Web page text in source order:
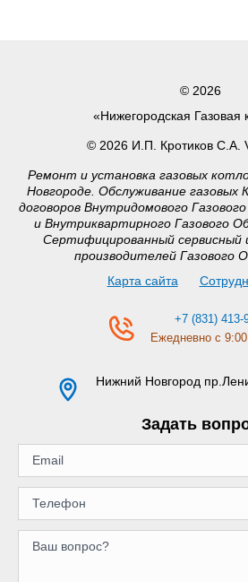
© 2026
«Нижегородская Газовая
© 2026 И.П. Кротиков С.А.
Ремонт и установка газовых
Новгороде. Обслуживание газовых
договоров Внутридомового
и Внутриквартирного Газового
Сертифицированный сервисный
производителей Газового
Карта сайта
+7 (831) 413-
Ежедневно с
Нижний Новгород
Задать